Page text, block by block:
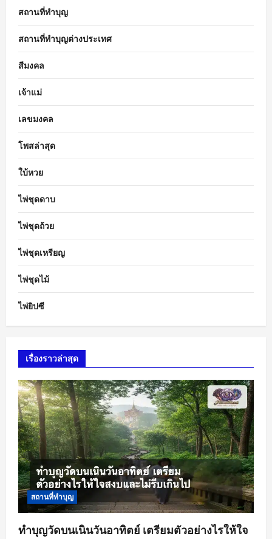
สถานที่ทำบุญ
สถานที่ทำบุญต่างประเทศ
สีมงคล
เจ้าแม่
เลขมงคล
โพสล่าสุด
ใบ้หวย
ไพ่ชุดดาบ
ไพ่ชุดถ้วย
ไพ่ชุดเหรียญ
ไพ่ชุดไม้
ไพ่ยิปซี
เรื่องราวล่าสุด
สถานที่ทำบุญ
ทำบุญวัดบนเนินวันอาทิตย์ เตรียมตัวอย่างไรให้ใจ